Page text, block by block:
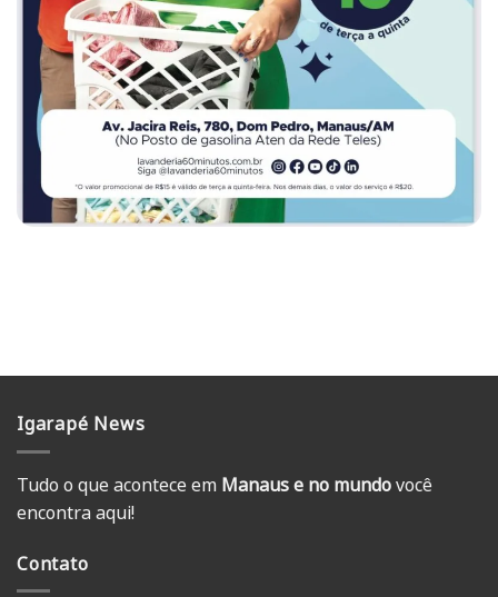
Igarapé News
Tudo o que acontece em Manaus e no mundovocê
encontra aqui!
Contato